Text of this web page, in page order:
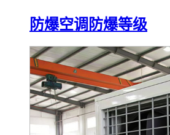
防爆空调防爆等级